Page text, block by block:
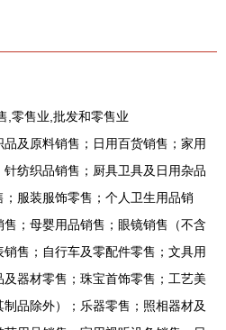
,零售业,批发和零售业
及原料销售；日用百货销售；家用
纺织品销售；厨具卫具及日用杂品
服装服饰零售；个人卫生用品销
；母婴用品销售；眼镜销售（不含
售；自行车及零配件零售；文具用
器材零售；珠宝首饰零售；工艺美
品除外）；乐器零售；照相器材及